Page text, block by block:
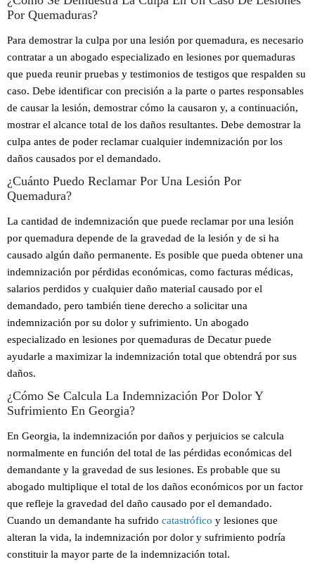
Por Quemaduras?
Para demostrar la culpa por una lesión por quemadura, es necesario
contratar a un abogado especializado en lesiones por quemaduras
que pueda reunir pruebas y testimonios de testigos que respalden su
caso. Debe identificar con precisión a la parte o partes responsables
de causar la lesión, demostrar cómo la causaron y, a continuación,
mostrar el alcance total de los daños resultantes. Debe demostrar la
culpa antes de poder reclamar cualquier indemnización por los
daños causados por el demandado.
¿Cuánto Puedo Reclamar Por Una Lesión Por
Quemadura?
La cantidad de indemnización que puede reclamar por una lesión
por quemadura depende de la gravedad de la lesión y de si ha
causado algún daño permanente. Es posible que pueda obtener una
indemnización por pérdidas económicas, como facturas médicas,
salarios perdidos y cualquier daño material causado por el
demandado, pero también tiene derecho a solicitar una
indemnización por su dolor y sufrimiento. Un abogado
especializado en lesiones por quemaduras de Decatur puede
ayudarle a maximizar la indemnización total que obtendrá por sus
daños.
¿Cómo Se Calcula La Indemnización Por Dolor Y
Sufrimiento En Georgia?
En Georgia, la indemnización por daños y perjuicios se calcula
normalmente en función del total de las pérdidas económicas del
demandante y la gravedad de sus lesiones. Es probable que su
abogado multiplique el total de los daños económicos por un factor
que refleje la gravedad del daño causado por el demandado.
Cuando un demandante ha sufrido catastrófico y lesiones que
alteran la vida, la indemnización por dolor y sufrimiento podría
constituir la mayor parte de la indemnización total.